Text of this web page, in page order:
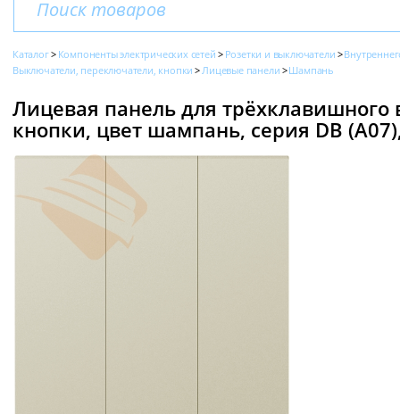
Каталог Компоненты электрических сетей Розетки и выключатели
Выключатели, переключатели, кнопки
Лицевые панели Шампань
Лицевая панель для
кнопки, цвет шампань, серия DB